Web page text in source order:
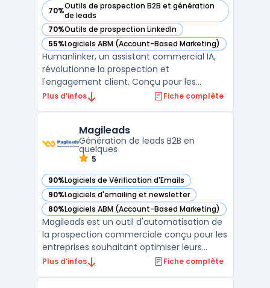
70%Outils de prospection B2B et génération
de leads
— voir Humanlinker dans cette catégorie
70%Outils de prospection LinkedIn
— voir Humanlinker dans cette catégorie
55%Logiciels ABM (Account-Based Marketing)
— voir Humanlinker dans cette catégorie
Humanlinker, un assistant commercial IA,
révolutionne la prospection et
l'engagement client. Conçu pour les
équipes de vente, ce logiciel utilise
Humanlinker, les utilisateurs peuvent créer
des messages de vente pers ...
Plus d’infos Fiche complète
Magileads
Génération de leads B2B en
quelques
5
90%Logiciels de Vérification d'Emails
— voir Magileads dans cette catégorie
90%Logiciels d'emailing et newsletter
— voir Magileads dans cette catégorie
80%Logiciels ABM (Account-Based Marketing)
— voir Magileads dans cette catégorie
Magileads est un outil d'automatisation de
la prospection commerciale conçu pour les
entreprises souhaitant optimiser leurs
campagnes de génération de leads B2B. Ce
Plus d’infos Fiche complète